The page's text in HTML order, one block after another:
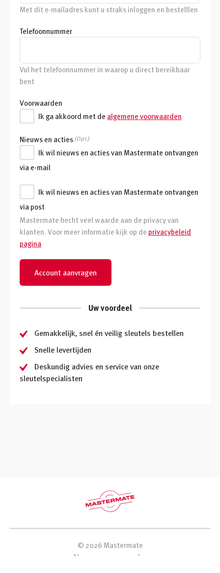
Met dit e-mailadres kunt u straks inloggen en bestelllen
Telefoonnummer
Vul het telefoonnummer in waarop u direct bereikbaar
bent
Voorwaarden
Ik ga akkoord met de algemene voorwaarden
Nieuws en acties (Opt.)
Ik wil nieuws en acties van Mastermate ontvangen
via e-mail
Ik wil nieuws en acties van Mastermate ontvangen
via post
Mastermate hecht veel waarde aan de privacy van
klanten. Voor meer informatie kijk op de privacybeleid
pagina
Account aanvragen
Uw voordeel
Gemakkelijk, snel én veilig sleutels bestellen
Snelle levertijden
Deskundig advies en service van onze
sleutelspecialisten
© 2026 Mastermate
Algemene voorwaarden